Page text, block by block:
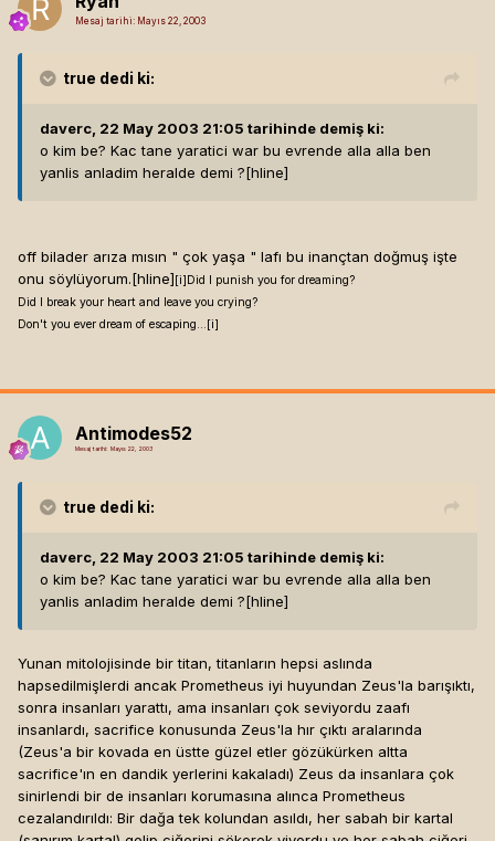
Mesaj tarihi: Mayıs 22, 2003
true dedi ki:
daverc, 22 May 2003 21:05 tarihinde demiş ki:
o kim be? Kac tane yaratici war bu evrende alla alla ben
yanlis anladim heralde demi ?[hline]
off bilader arıza mısın " çok yaşa " lafı bu inançtan doğmuş işte
onu söylüyorum.[hline] [i] Did I punish you for dreaming?
Did I break your heart and leave you crying?
Don't you ever dream of escaping...[i]
Antimodes52
Mesaj tarihi: Mayıs 22, 2003
true dedi ki:
daverc, 22 May 2003 21:05 tarihinde demiş ki:
o kim be? Kac tane yaratici war bu evrende alla alla ben
yanlis anladim heralde demi ?[hline]
Yunan mitolojisinde bir titan, titanların hepsi aslında
hapsedilmişlerdi ancak Prometheus iyi huyundan Zeus'la barışıktı,
sonra insanları yarattı, ama insanları çok seviyordu zaafı
insanlardı, sacrifice konusunda Zeus'la hır çıktı aralarında
(Zeus'a bir kovada en üstte güzel etler gözükürken altta
sacrifice'ın en dandik yerlerini kakaladı) Zeus da insanlara çok
sinirlendi bir de insanları korumasına alınca Prometheus
cezalandırıldı: Bir dağa tek kolundan asıldı, her sabah bir kartal